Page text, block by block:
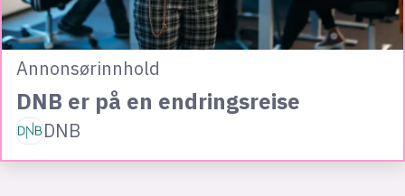
Annonsørinnhold
DNB er på en endringsreise
DNB